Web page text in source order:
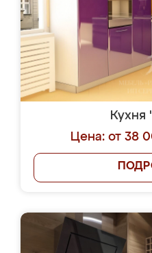
Кухня
Цена: от 38